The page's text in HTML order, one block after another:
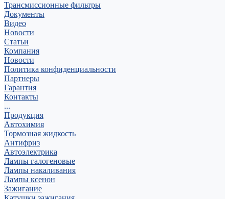
Трансмиссионные фильтры
Документы
Видео
Новости
Статьи
Компания
Новости
Политика конфиденциальности
Партнеры
Гарантия
Контакты
...
Продукция
Автохимия
Тормозная жидкость
Антифриз
Автоэлектрика
Лампы галогеновые
Лампы накаливания
Лампы ксенон
Зажигание